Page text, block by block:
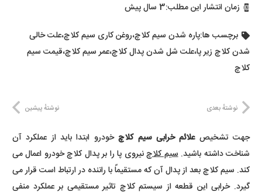
زمان انتشار این مطلب:3 سال پیش
برچسب ها:پاره شدن سیم کلاچ،روغن کاری سیم کلاچ،علت خالی
شدن کلاچ زیر پا،علت شل شدن پدال کلاچ،عمر سیم کلاچ،قیمت سیم
کلاچ
نوشتهٔ پیشین نوشتهٔ بعدی
جهت تشخیصعلائم خرابی سیم کلاچخودرو ابتدا باید از عملکرد آن
شناخت داشته باشید.سیم کلاچنیروی پا را بر پدال کلاچ خودرو اعمال می
کند. سیم کلاچ بعد از پدال آن که مستقیماً با راننده در ارتباط است قرار می
گیرد. خرابی این قطعه از سیستم کلاچ تاثیر مستقیمی بر عملکرد منفی